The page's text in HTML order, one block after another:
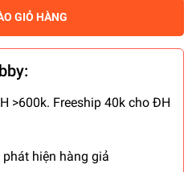
GIỎ HÀNG
>600k. Freeship 40k cho ĐH
hiện hàng giả